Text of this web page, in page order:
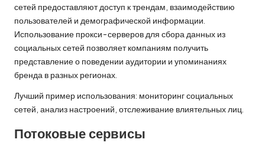
сетей предоставляют доступ к трендам, взаимодействию
пользователей и демографической информации.
Использование прокси-серверов для сбора данных из
социальных сетей позволяет компаниям получить
представление о поведении аудитории и упоминаниях
бренда в разных регионах.
Лучший пример использования: мониторинг социальных
сетей, анализ настроений, отслеживание влиятельных лиц.
Потоковые сервисы